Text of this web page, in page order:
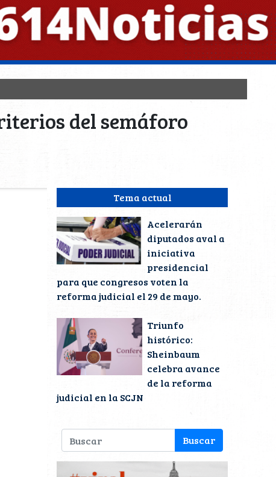
del semáforo
Tema actual
Acelerarán
diputados aval a
iniciativa
presidencial
para que congresos voten la
reforma judicial el 29 de mayo.
Triunfo
histórico:
Sheinbaum
celebra avance
de la reforma
judicial en la SCJN